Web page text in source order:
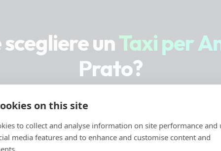
unTaxi per
Prato?
mezzi pubblici o i taxi tradizionali accettano animali
sicuri, puntuali e pensati esclusivamente per il
on this site
to collect and analyse information on site performance and
media features and to enhance and customise content and